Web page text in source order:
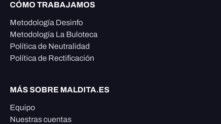
CÓMO TRABAJAMOS
Metodología Desinfo
Metodología La Buloteca
Política de Neutralidad
Política de Rectificación
MÁS SOBRE MALDITA.ES
Equipo
Nuestras cuentas